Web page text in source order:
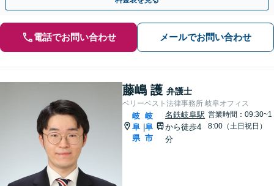
電話でお問い合わせ メールでお問い合わせ
藤嶋 護 弁護士
ベリーベスト法律事務所 岐阜オフィス
岐
阜
県
岐
阜
市
名鉄岐阜駅
から徒歩4
分
営業時間：09:30~1
8:00（土日祝日）